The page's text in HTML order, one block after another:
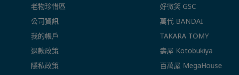
老物珍惜區
公司資訊
我的帳戶
退款政策
隱私政策
好微笑 GSC
萬代 BANDAI
TAKARA TOMY
壽屋 Kotobukiya
百萬屋 MegaHouse